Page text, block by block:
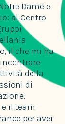
Dame e
al Centro
il che mi ha
della
di
il team
per aver